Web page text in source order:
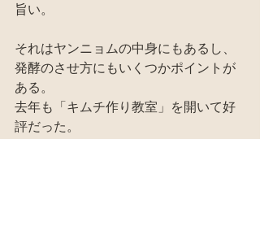
旨い。
それはヤンニョムの中身にもあるし、
発酵のさせ方にもいくつかポイントが
ある。
去年も「キムチ作り教室」を開いて好
評だった。